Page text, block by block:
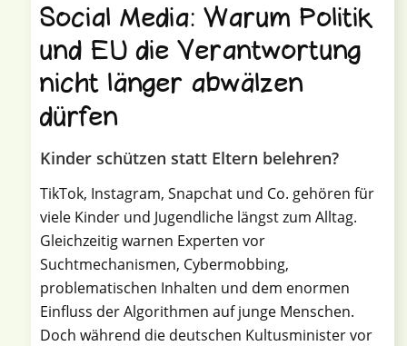
Social Media: Warum Politik
und EU die Verantwortung
nicht länger abwälzen
dürfen
Kinder schützen statt Eltern belehren?
TikTok, Instagram, Snapchat und Co. gehören für
viele Kinder und Jugendliche längst zum Alltag.
Gleichzeitig warnen Experten vor
Suchtmechanismen, Cybermobbing,
problematischen Inhalten und dem enormen
Einfluss der Algorithmen auf junge Menschen.
Doch während die deutschen Kultusminister vor